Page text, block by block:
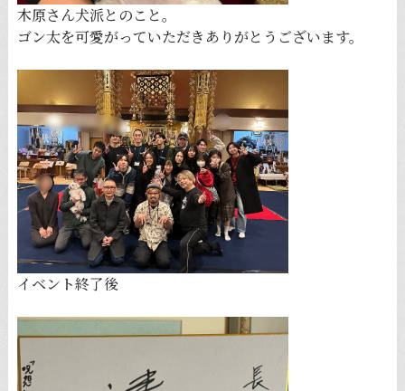
木原さん犬派とのこと。
ゴン太を可愛がっていただきありがとうございます。
イベント終了後